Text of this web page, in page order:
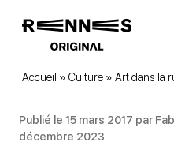
Accueil » Culture » Art dans la
Publié le 15 mars 2017 par
décembre 2023